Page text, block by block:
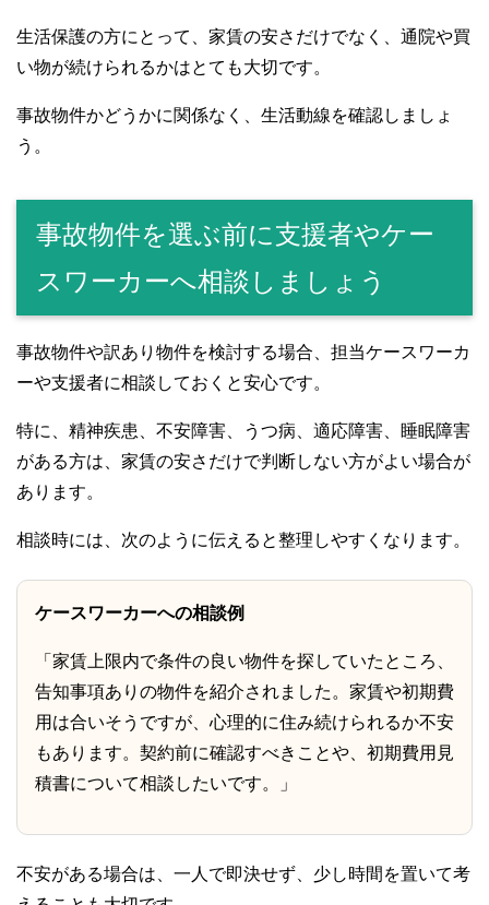
生活保護の方にとって、家賃の安さだけでなく、通院や買
い物が続けられるかはとても大切です。
事故物件かどうかに関係なく、生活動線を確認しましょ
う。
事故物件を選ぶ前に支援者やケー
スワーカーへ相談しましょう
事故物件や訳あり物件を検討する場合、担当ケースワーカ
ーや支援者に相談しておくと安心です。
特に、精神疾患、不安障害、うつ病、適応障害、睡眠障害
がある方は、家賃の安さだけで判断しない方がよい場合が
あります。
相談時には、次のように伝えると整理しやすくなります。
ケースワーカーへの相談例
「家賃上限内で条件の良い物件を探していたところ、
告知事項ありの物件を紹介されました。家賃や初期費
用は合いそうですが、心理的に住み続けられるか不安
もあります。契約前に確認すべきことや、初期費用見
積書について相談したいです。」
不安がある場合は、一人で即決せず、少し時間を置いて考